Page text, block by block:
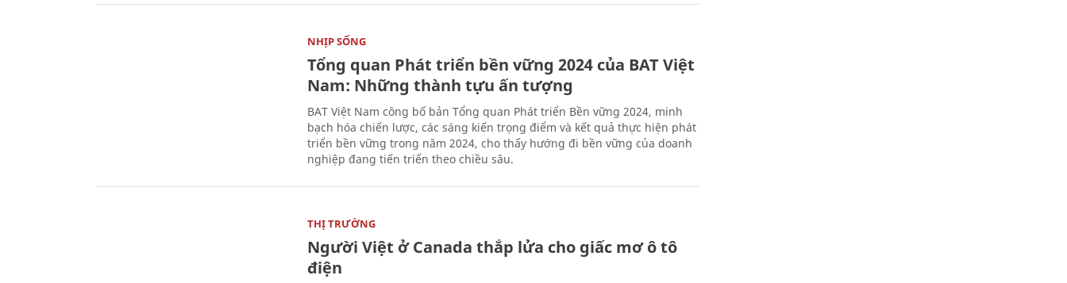
NHỊP SỐNG
Tổng quan Phát triển bền vững 2024 của BAT Việt
Nam: Những thành tựu ấn tượng
BAT Việt Nam công bố bản Tổng quan Phát triển Bền vững 2024, minh
bạch hóa chiến lược, các sáng kiến trọng điểm và kết quả thực hiện phát
triển bền vững trong năm 2024, cho thấy hướng đi bền vững của doanh
nghiệp đang tiến triển theo chiều sâu.
THỊ TRƯỜNG
Người Việt ở Canada thắp lửa cho giấc mơ ô tô
điện